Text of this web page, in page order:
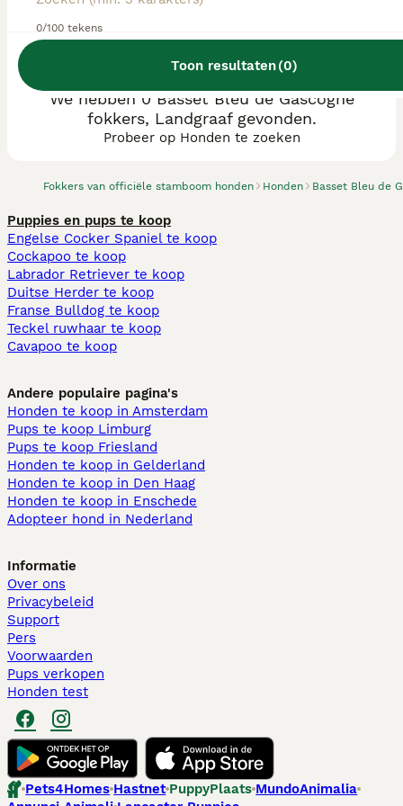
0/100 tekens
Toon resultaten(0)
Fokkers van officiële stamboom honden Honden Basset Bleu de
We hebben 0 Basset Bleu de Gascogne
fokkers, Landgraaf gevonden.
Probeer op Honden te zoeken
Puppies en pups te koop
Engelse Cocker Spaniel te koop
Cockapoo te koop
Labrador Retriever te koop
Duitse Herder te koop
Franse Bulldog te koop
Teckel ruwhaar te koop
Cavapoo te koop
Andere populaire pagina's
Honden te koop in Amsterdam
Pups te koop Limburg​
Pups te koop Friesland​
Honden te koop in Gelderland
Honden te koop in Den Haag
Honden te koop in Enschede
Adopteer hond in Nederland
Informatie
Over ons
Privacybeleid
Support
Pers
Voorwaarden
Pups verkopen
Honden test
Pets4Homes Hastnet PuppyPlaats MundoAnimalia